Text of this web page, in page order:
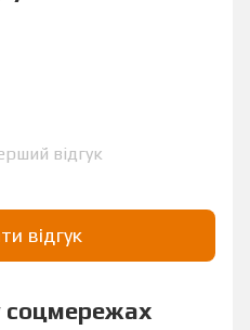
відгук
відгук